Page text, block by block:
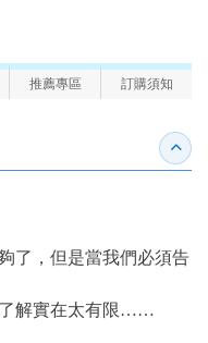
推薦專區 訂購須知
收合
了，但是當我們必須告
了解實在太有限……